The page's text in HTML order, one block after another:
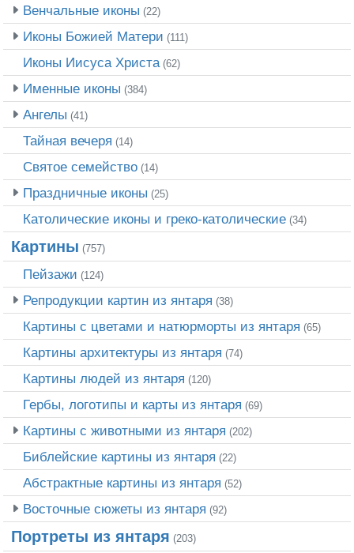
Венчальные иконы (22)
Иконы Божией Матери (111)
Иконы Иисуса Христа(62)
Именные иконы (384)
Ангелы (41)
Тайная вечеря (14)
Святое семейство (14)
Праздничные иконы (25)
Католические иконы и греко-католические (34)
Картины (757)
Пейзажи (124)
Репродукции картин из янтаря (38)
Картины с цветами и натюрморты из янтаря (65)
Картины архитектуры из янтаря (74)
Картины людей из янтаря (120)
Гербы, логотипы и карты из янтаря (69)
Картины с животными из янтаря (202)
Библейские картины из янтаря (22)
Абстрактные картины из янтаря (52)
Восточные сюжеты из янтаря (92)
Портреты из янтаря (203)